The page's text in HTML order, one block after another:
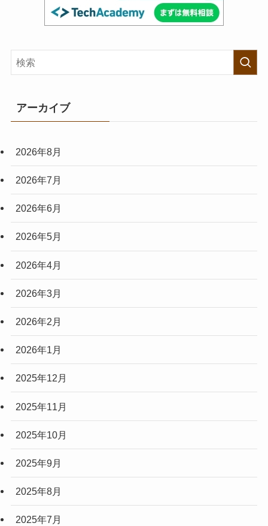
アーカイブ
2026年8月
2026年7月
2026年6月
2026年5月
2026年4月
2026年3月
2026年2月
2026年1月
2025年12月
2025年11月
2025年10月
2025年9月
2025年8月
2025年7月